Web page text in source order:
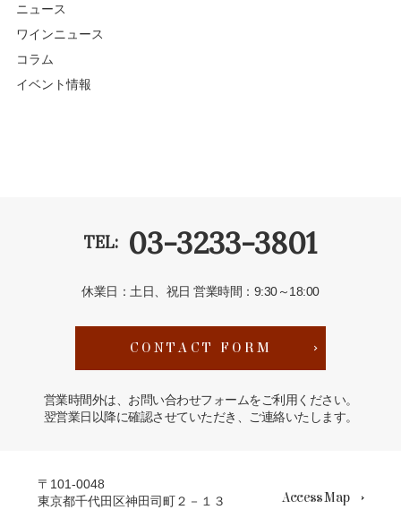
ニュース
ワインニュース
コラム
イベント情報
TEL: 03-3233-3801
休業日：土日、祝日営業時間：9:30～18:00
CONTACT FORM
営業時間外は、お問い合わせフォームをご利用ください。
翌営業日以降に確認させていただき、ご連絡いたします。
〒101-0048
東京都千代田区神田司町２－１３
Access Map